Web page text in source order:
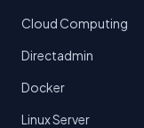
Cloud Computing
Directadmin
Docker
Linux Server